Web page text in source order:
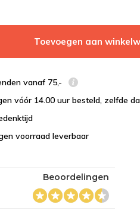
Toevoegen aan
vanaf 75,-
vóór 14.00 uur besteld, zelfde
voorraad leverbaar
Beoordelingen